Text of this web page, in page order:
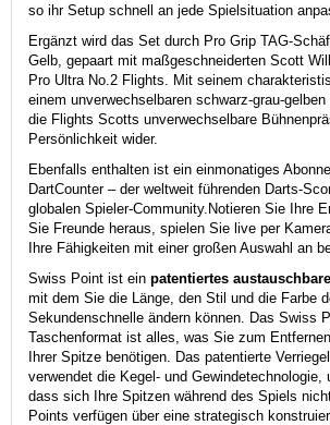
so ihr Setup schnell an jede Spielsituation
Ergänzt wird das Set durch Pro Grip TAG-
Gelb, gepaart mit maßgeschneiderten Scott
Pro Ultra No.2 Flights. Mit seinem
einem unverwechselbaren schwarz-grau-
die Flights Scotts unverwechselbare
Persönlichkeit wider.
Ebenfalls enthalten ist ein einmonatiges
DartCounter – der weltweit führenden Darts-
globalen Spieler-Community. Notieren Sie Ihre
Sie Freunde heraus, spielen Sie live per
Ihre Fähigkeiten mit einer großen Auswahl an
Swiss Point ist ein patentiertes
mit dem Sie die Länge, den Stil und die Farbe
Sekundenschnelle ändern können. Das Swiss
Taschenformat ist alles, was Sie zum
Ihrer Spitze benötigen. Das patentierte
verwendet die Kegel- und Gewindetechnologie,
dass sich Ihre Spitzen während des Spiels
Points verfügen über eine strategisch